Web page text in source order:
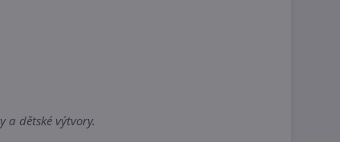
a dětské výtvory.